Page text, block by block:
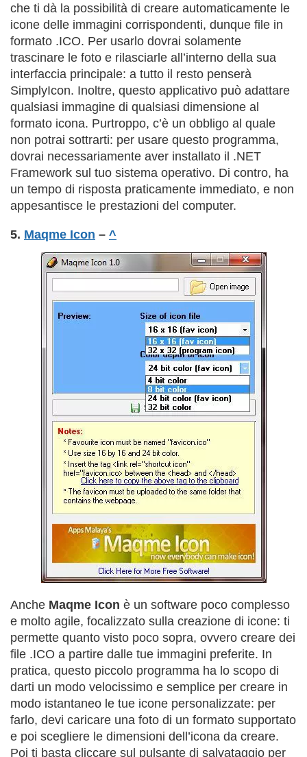
che ti dà la possibilità di creare automaticamente le
icone delle immagini corrispondenti, dunque file in
formato .ICO. Per usarlo dovrai solamente
trascinare le foto e rilasciarle all’interno della sua
interfaccia principale: a tutto il resto penserà
SimplyIcon. Inoltre, questo applicativo può adattare
qualsiasi immagine di qualsiasi dimensione al
formato icona. Purtroppo, c’è un obbligo al quale
non potrai sottrarti: per usare questo programma,
dovrai necessariamente aver installato il .NET
Framework sul tuo sistema operativo. Di contro, ha
un tempo di risposta praticamente immediato, e non
appesantisce le prestazioni del computer.
5. Maqme Icon – ^
Anche Maqme Icon è un software poco complesso
e molto agile, focalizzato sulla creazione di icone: ti
permette quanto visto poco sopra, ovvero creare dei
file .ICO a partire dalle tue immagini preferite. In
pratica, questo piccolo programma ha lo scopo di
darti un modo velocissimo e semplice per creare in
modo istantaneo le tue icone personalizzate: per
farlo, devi caricare una foto di un formato supportato
e poi scegliere le dimensioni dell’icona da creare.
Poi ti basta cliccare sul pulsante di salvataggio per